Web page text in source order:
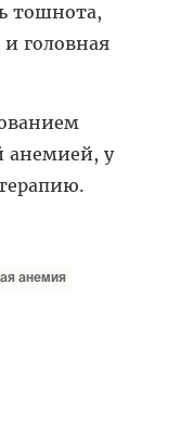
тошнота,
головная
анемией, у
анемия